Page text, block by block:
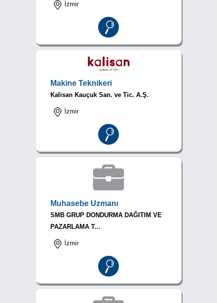
İzmir
Makine Teknikeri
Kalisan Kauçuk San. ve Tic. A.Ş.
İzmir
Muhasebe Uzmanı
SMB GRUP DONDURMA DAĞITIM VE
PAZARLAMA T...
İzmir